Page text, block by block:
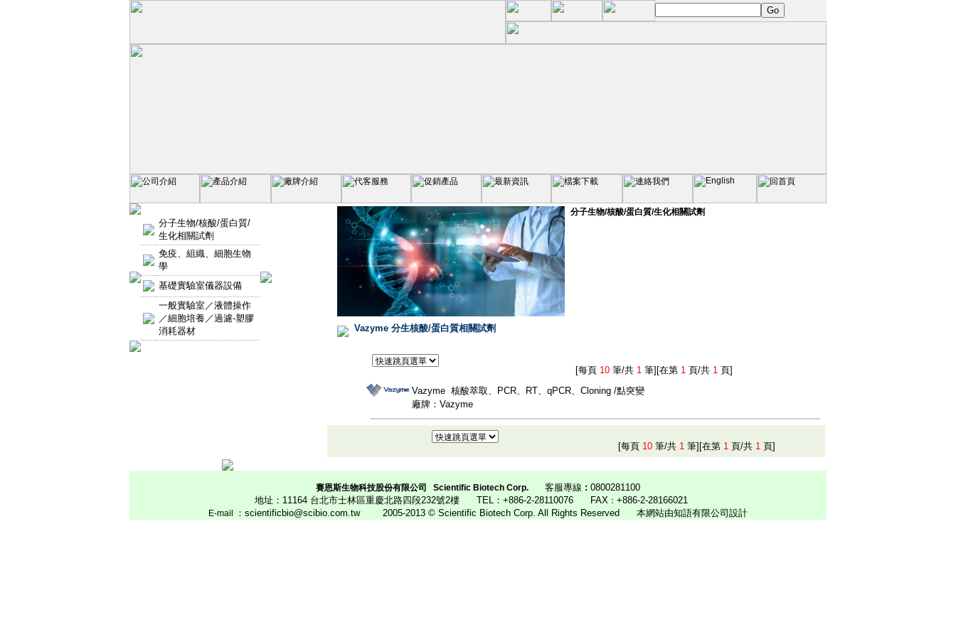
分子生物/核酸/蛋白質/
生化相關試劑
免疫、組織、細胞生物
學
基礎實驗室儀器設備
一般實驗室／液體操作
／細胞培養／過濾-塑膠
消耗器材
分子生物/核酸/蛋白質/生化相關試劑
Vazyme 分生核酸/蛋白質相關試劑
[每頁 10 筆/共 1 筆][在第 1 頁/共 1 頁]
Vazyme 核酸萃取、PCR、RT、qPCR、Cloning /點突變
廠牌：Vazyme
[每頁 10 筆/共 1 筆][在第 1 頁/共 1 頁]
賽恩斯生物科技股份有限公司 Scientific Biotech Corp. 客服專線 : 0800281100
地址：11164 台北市士林區重慶北路四段232號2樓 TEL： +886-2-28110076 FAX： +886-2-28166021
E-mail ：scientificbio@scibio.com.tw 2005-2013 © Scientific Biotech Corp. All Rights Reserved 本網站由知語有限公司設計